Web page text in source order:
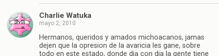
Charlie Watuka
mayo 2, 2010
Hermanos, queridos y amados michoacanos, jamas
dejen que la opresion de la avaricia les gane, sobre
todo en este estado, donde dia con dia la gente tiene